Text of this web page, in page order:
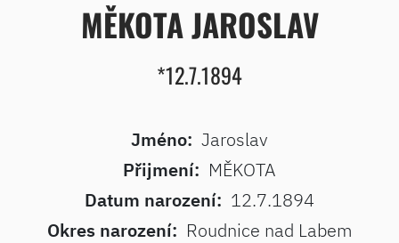
MĚKOTA JAROSLAV
*12.7.1894
Jméno: Jaroslav
Přijmení: MĚKOTA
Datum narození: 12.7.1894
Okres narození: Roudnice nad Labem